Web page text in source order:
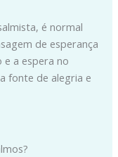
é normal
de esperança
e a espera no
fonte de alegria e